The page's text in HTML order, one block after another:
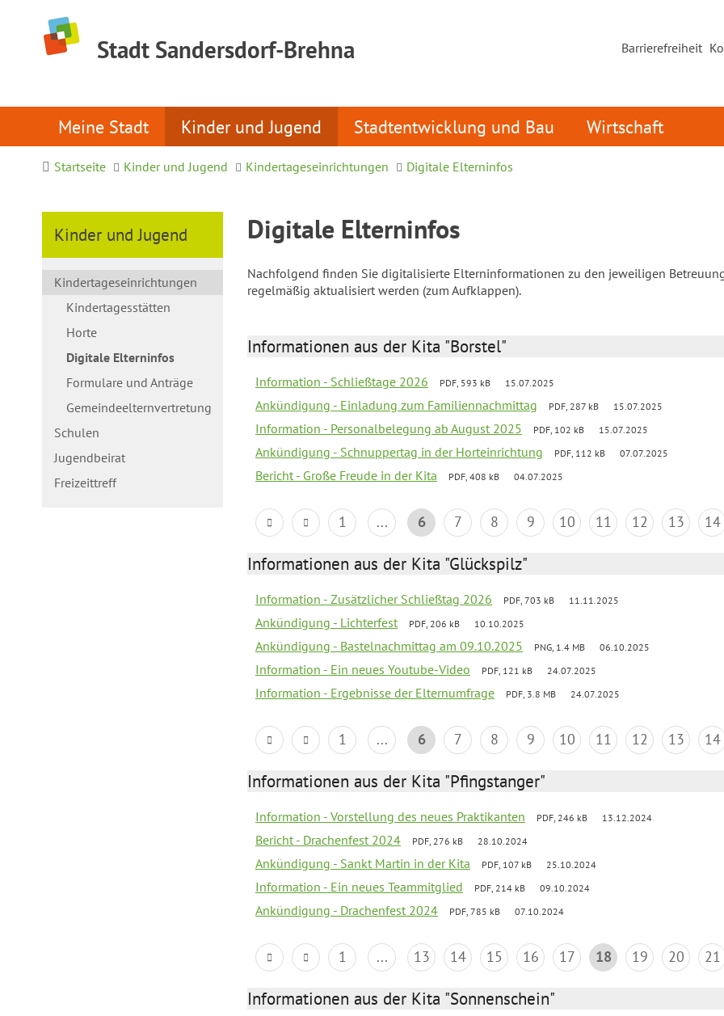
Stadt Sandersdorf-Brehna Barrierefreiheit
Meine Stadt Kinder und Jugend Stadtentwicklung und Bau Wirtschaft
Startseite Kinder und Jugend Kindertageseinrichtungen Digitale Elterninfos
Kinder und Jugend
Kindertageseinrichtungen
Kindertagesstätten
Horte
Digitale Elterninfos
Formulare und Anträge
Gemeindeelternvertretung
Schulen
Jugendbeirat
Freizeittreff
Digitale Elterninfos
Nachfolgend finden Sie digitalisierte Elterninformationen zu den jeweiligen
regelmäßig aktualisiert werden (zum Aufklappen).
Informationen aus der Kita "Borstel"
Information - Schließtage 2026 PDF, 593 kB 15.07.2025
Ankündigung - Einladung zum Familiennachmittag PDF, 287 kB 15.07.2025
Information - Personalbelegung ab August 2025 PDF, 102 kB 15.07.2025
Ankündigung - Schnuppertag in der Horteinrichtung PDF, 112 kB 07.07.2025
Bericht - Große Freude in der Kita PDF, 408 kB 04.07.2025
1 ... 6 7 8 9 10 11 12 13 14
Informationen aus der Kita "Glückspilz"
Information - Zusätzlicher Schließtag 2026 PDF, 703 kB 11.11.2025
Ankündigung - Lichterfest PDF, 206 kB 10.10.2025
Ankündigung - Bastelnachmittag am 09.10.2025 PNG, 1.4 MB 06.10.2025
Information - Ein neues Youtube-Video PDF, 121 kB 24.07.2025
Information - Ergebnisse der Elternumfrage PDF, 3.8 MB 24.07.2025
1 ... 6 7 8 9 10 11 12 13 14
Informationen aus der Kita "Pfingstanger"
Information - Vorstellung des neues Praktikanten PDF, 246 kB 13.12.2024
Bericht - Drachenfest 2024 PDF, 276 kB 28.10.2024
Ankündigung - Sankt Martin in der Kita PDF, 107 kB 25.10.2024
Information - Ein neues Teammitglied PDF, 214 kB 09.10.2024
Ankündigung - Drachenfest 2024 PDF, 785 kB 07.10.2024
1 ... 13 14 15 16 17 18 19 20 21
Informationen aus der Kita "Sonnenschein"